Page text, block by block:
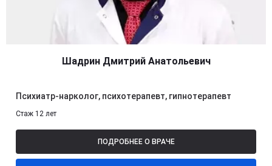
Шадрин Дмитрий Анатольевич
Психиатр-нарколог, психотерапевт, гипнотерапевт
Стаж 12 лет
ПОДРОБНЕЕ О ВРАЧЕ